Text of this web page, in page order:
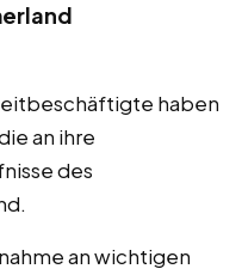
haben
an ihre
des
an wichtigen